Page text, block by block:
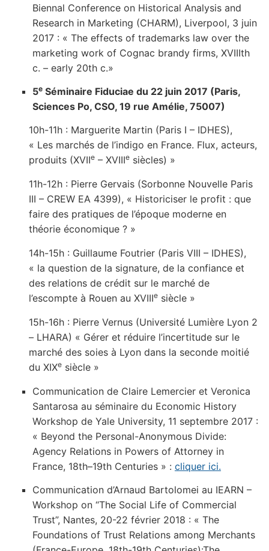
Biennal Conference on Historical Analysis and
Research in Marketing (CHARM), Liverpool, 3 juin
2017 : « The effects of trademarks law over the
marketing work of Cognac brandy firms, XVIIIth
c. – early 20th c.»
5eSéminaire Fiduciae du 22 juin 2017 (Paris,
Sciences Po, CSO, 19 rue Amélie, 75007)
10h-11h : Marguerite Martin (Paris I – IDHES),
« Les marchés de l’indigo en France. Flux, acteurs,
produits (XVIIe– XVIIIesiècles) »
11h-12h : Pierre Gervais (Sorbonne Nouvelle Paris
III – CREW EA 4399), « Historiciser le profit : que
faire des pratiques de l’époque moderne en
théorie économique ? »
14h-15h : Guillaume Foutrier (Paris VIII – IDHES),
« la question de la signature, de la confiance et
des relations de crédit sur le marché de
l’escompte à Rouen au XVIIIesiècle »
15h-16h : Pierre Vernus (Université Lumière Lyon 2
– LHARA) « Gérer et réduire l’incertitude sur le
marché des soies à Lyon dans la seconde moitié
du XIXesiècle »
Communication de Claire Lemercier et Veronica
Santarosa au séminaire du Economic History
Workshop de Yale University, 11 septembre 2017 :
« Beyond the Personal-Anonymous Divide:
Agency Relations in Powers of Attorney in
France, 18th–19th Centuries » : cliquer ici.
Communication d’Arnaud Bartolomei au IEARN –
Workshop on “The Social Life of Commercial
Trust”, Nantes, 20-22 février 2018 : « The
Foundations of Trust Relations among Merchants